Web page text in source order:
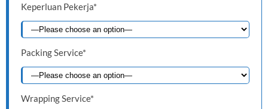
Keperluan Pekerja*
Packing Service*
Wrapping Service*